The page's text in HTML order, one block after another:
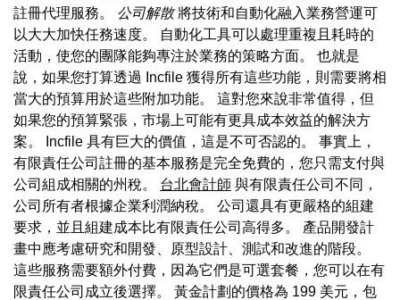
註冊代理服務。 公司解散將技術和自動化融入業務營運可
以大大加快任務速度。 自動化工具可以處理重複且耗時的
活動，使您的團隊能夠專注於業務的策略方面。 也就是
說，如果您打算透過 Incfile 獲得所有這些功能，則需要將相
當大的預算用於這些附加功能。 這對您來說非常值得，但
如果您的預算緊張，市場上可能有更具成本效益的解決方
案。 Incfile 具有巨大的價值，這是不可否認的。 事實上，
有限責任公司註冊的基本服務是完全免費的，您只需支付與
公司組成相關的州稅。 台北會計師 與有限責任公司不同，
公司所有者根據企業利潤納稅。 公司還具有更嚴格的組建
要求，並且組建成本比有限責任公司高得多。 產品開發計
畫中應考慮研究和開發、原型設計、測試和改進的階段。
這些服務需要額外付費，因為它們是可選套餐，您可以在有
限責任公司成立後選擇。 黃金計劃的價格為 199 美元，包